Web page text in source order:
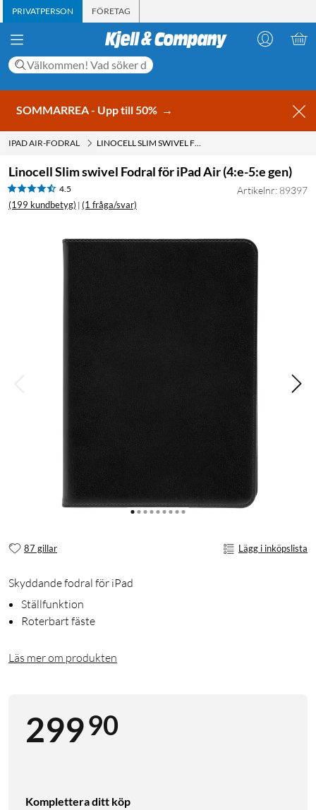
PRIVATPERSON FÖRETAG
SOMMARREA - Upp till 50% →
IPAD AIR-FODRAL LINOCELL SLIM SWIVEL FODRAL FÖR IPAD AIR (4:E-5:E GEN)
Linocell Slim swivel Fodral för iPad Air (4:e-5:e gen)
4.5
(199 kundbetyg) | (1 fråga/svar)
Artikelnr: 89397
87 gillar Lägg i inköpslista
Skyddande fodral för iPad
Ställfunktion
Roterbart fäste
Läs mer om produkten
29990
Komplettera ditt köp